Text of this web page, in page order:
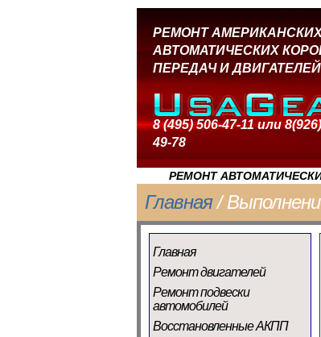
РЕМОНТ
АВТОМАТИЧЕСКИХ
ПЕРЕДАЧ И ДВИГАТЕЛЕЙ
8 (495) 506-47-11 или
49-78
РЕМОНТ
Главная/
Главная
Ремонт двигателей
Ремонт подвески
автомобилей
Восстановленные АКПП